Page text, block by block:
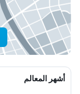
أشهر المعالم